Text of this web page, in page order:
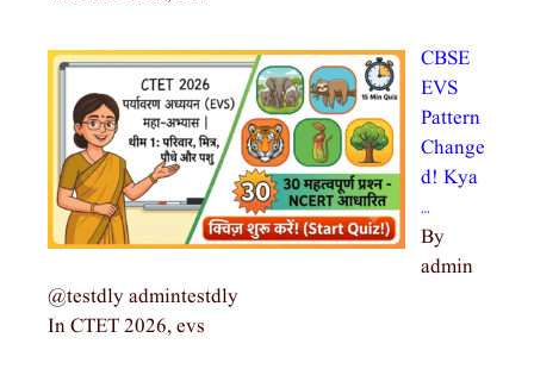
CBSE
EVS
Pattern
Change
d! Kya
…
By
admin
@testdly admintestdly
In CTET 2026, evs